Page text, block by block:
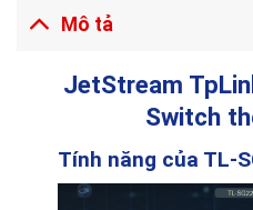
Mô tả
JetStream
Switch
Tính năng của TL-